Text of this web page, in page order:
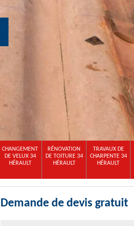
CHANGEMENT
DE VELUX 34
HÉRAULT
RÉNOVATION
DE TOITURE 34
HÉRAULT
TRAVAUX DE
CHARPENTE 34
HÉRAULT
Demande de devis gratuit